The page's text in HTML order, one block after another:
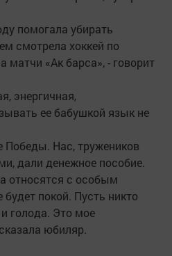
помогала убирать
смотрела хоккей по
матчи «Ак барса», - говорит
энергичная,
ее бабушкой язык не
Победы. Нас, тружеников
дали денежное пособие.
относятся с особым
покой. Пусть никто
голода. Это мое
юбиляр.